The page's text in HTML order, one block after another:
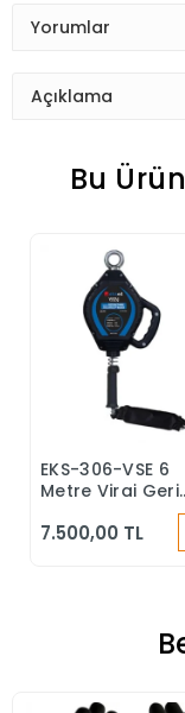
Yorumlar
Açıklama
Bu
Sepete
EKS-306-VSE 6
Metre Viraj Geri
Durdurucu
7.500,00 TL